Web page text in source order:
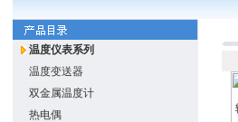
温度仪表系列
温度变送器
双金属温度计
热电偶